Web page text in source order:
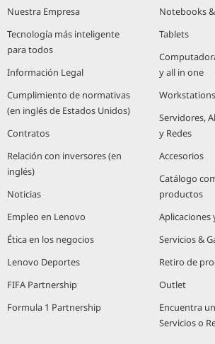
Nuestra Empresa
Tecnología más inteligente
para todos
Información Legal
Cumplimiento de normativas
(en inglés de Estados Unidos)
Contratos
Relación con inversores (en
inglés)
Noticias
Empleo en Lenovo
Ética en los negocios
Lenovo Deportes
FIFA Partnership
Formula 1 Partnership
Notebooks
Tablets
y all in one
Workstations
Servidores,
y Redes
Accesorios
Catálogo
productos
Aplicaciones
Servicios &
Retiro de
Outlet
Encuentra
Servicios o